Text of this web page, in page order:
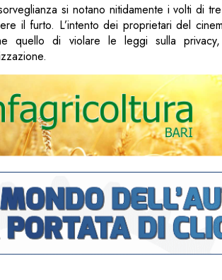
si notano nitidamente i volti di
il furto. L’intento dei proprietari del
quello di violare le leggi sulla privacy,